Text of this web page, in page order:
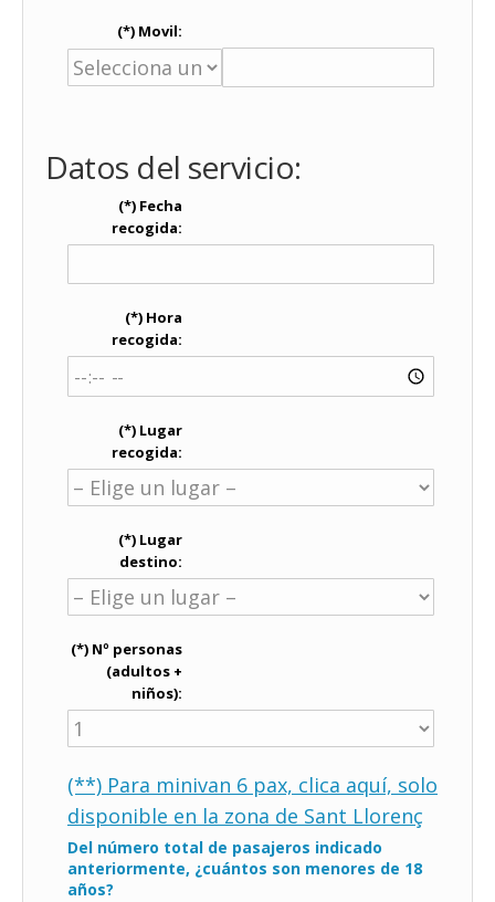
(*) Movil:
Datos del servicio:
(*) Fecha
recogida:
(*) Hora
recogida:
(*) Lugar
recogida:
(*) Lugar
destino:
(*) Nº personas
(adultos +
niños):
(**) Para minivan 6 pax, clica aquí, solo
disponible en la zona de Sant Llorenç
Del número total de pasajeros indicado
anteriormente, ¿cuántos son menores de 18
años?